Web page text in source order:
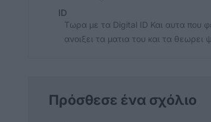
ID
Tωρα με τα Digital ID Και αυτα που
ανοιξει τα ματια του και τα θεωρει
Πρόσθεσε ένα σχόλιο